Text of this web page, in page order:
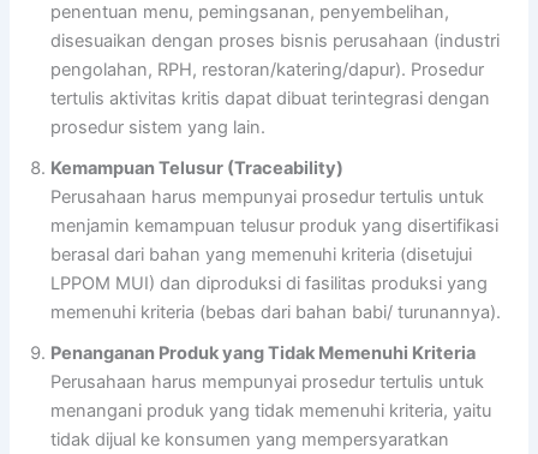
penentuan menu, pemingsanan, penyembelihan,
disesuaikan dengan proses bisnis perusahaan (industri
pengolahan, RPH, restoran/katering/dapur). Prosedur
tertulis aktivitas kritis dapat dibuat terintegrasi dengan
prosedur sistem yang lain.
Kemampuan Telusur (Traceability)
Perusahaan harus mempunyai prosedur tertulis untuk
menjamin kemampuan telusur produk yang disertifikasi
berasal dari bahan yang memenuhi kriteria (disetujui
LPPOM MUI) dan diproduksi di fasilitas produksi yang
memenuhi kriteria (bebas dari bahan babi/ turunannya).
Penanganan Produk yang Tidak Memenuhi Kriteria
Perusahaan harus mempunyai prosedur tertulis untuk
menangani produk yang tidak memenuhi kriteria, yaitu
tidak dijual ke konsumen yang mempersyaratkan